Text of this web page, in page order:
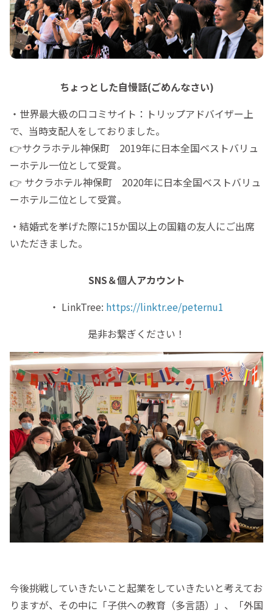
ちょっとした自慢話(ごめんなさい)
・世界最大級の口コミサイト：トリップアドバイザー上
で、当時支配人をしておりました。
👉サクラホテル神保町 2019年に日本全国ベストバリュ
ーホテル一位として受賞。
👉 サクラホテル神保町 2020年に日本全国ベストバリュ
ーホテル二位として受賞。
・結婚式を挙げた際に15か国以上の国籍の友人にご出席
いただきました。
SNS＆個人アカウント
・ LinkTree: https://linktr.ee/peternu1
是非お繋ぎください！
今後挑戦していきたいこと起業をしていきたいと考えてお
りますが、その中に「子供への教育（多言語）」、「外国